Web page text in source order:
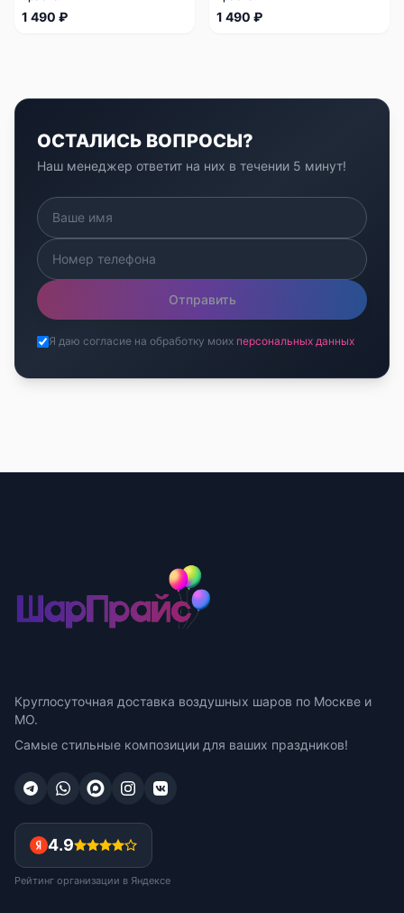
1 490 ₽ 1 490 ₽
ОСТАЛИСЬ ВОПРОСЫ?
Наш менеджер ответит на них в течении 5 минут!
Отправить
Я даю согласие на обработку моих персональных данных
Круглосуточная доставка воздушных шаров по Москве и
МО.
Самые стильные композиции для ваших праздников!
4.9
Рейтинг организации в Яндексе